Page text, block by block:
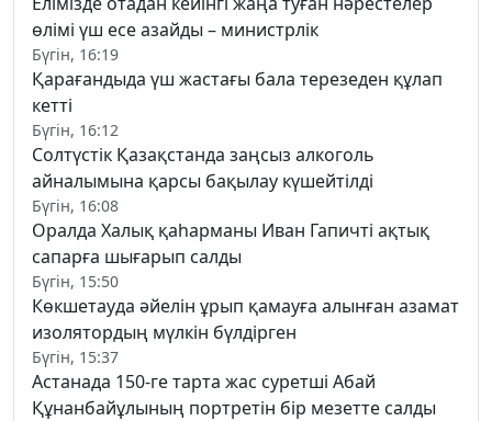
өлімі үш есе азайды – министрлік
Бүгін, 16:19
Қарағандыда үш жастағы бала терезеден құлап
кетті
Бүгін, 16:12
Солтүстік Қазақстанда заңсыз алкоголь
айналымына қарсы бақылау күшейтілді
Бүгін, 16:08
Оралда Халық қаһарманы Иван Гапичті ақтық
сапарға шығарып салды
Бүгін, 15:50
Көкшетауда әйелін ұрып қамауға алынған азамат
изолятордың мүлкін бүлдірген
Бүгін, 15:37
Астанада 150-ге тарта жас суретші Абай
Құнанбайұлының портретін бір мезетте салды